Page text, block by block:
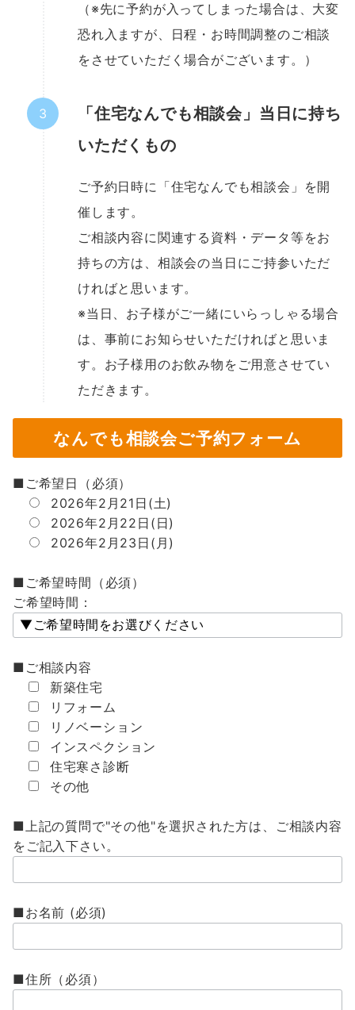
（※先に予約が入ってしまった場合は、大変
恐れ入ますが、日程・お時間調整のご相談
をさせていただく場合がございます。）
「住宅なんでも相談会」当日に持ち
いただくもの
ご予約日時に「住宅なんでも相談会」を開
催します。
ご相談内容に関連する資料・データ等をお
持ちの方は、相談会の当日にご持参いただ
ければと思います。
※当日、お子様がご一緒にいらっしゃる場合
は、事前にお知らせいただければと思いま
す。お子様用のお飲み物をご用意させてい
ただきます。
なんでも相談会ご予約フォーム
■ご希望日（必須）
2026年2月21日(土)
2026年2月22日(日)
2026年2月23日(月)
■ご希望時間（必須）
ご希望時間：
■ご相談内容
新築住宅
リフォーム
リノベーション
インスペクション
住宅寒さ診断
その他
■上記の質問で"その他"を選択された方は、ご相談内容
をご記入下さい。
■ お名前 (必須)
■住所（必須）